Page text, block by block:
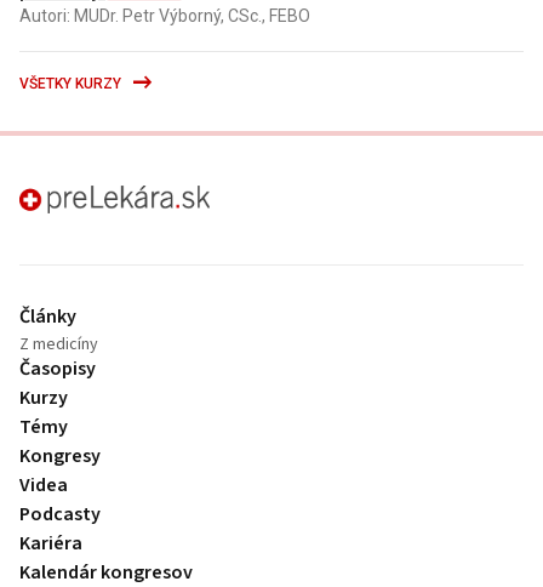
Autori: MUDr. Petr Výborný, CSc., FEBO
VŠETKY KURZY
preLekára.sk
Články
Z medicíny
Časopisy
Kurzy
Témy
Kongresy
Videa
Podcasty
Kariéra
Kalendár kongresov